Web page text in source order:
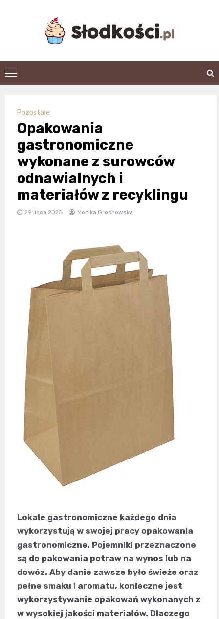
slodkosci.pl
Pozostałe
Opakowania
gastronomiczne
wykonane z surowców
odnawialnych i
materiałów z recyklingu
29 lipca 2025 Monika Grochowska
Lokale gastronomiczne każdego dnia
wykorzystują w swojej pracy opakowania
gastronomiczne. Pojemniki przeznaczone
są do pakowania potraw na wynos lub na
dowóz. Aby danie zawsze było świeże oraz
pełne smaku i aromatu, konieczne jest
wykorzystywanie opakowań wykonanych z
w wysokiej jakości materiałów. Dlaczego